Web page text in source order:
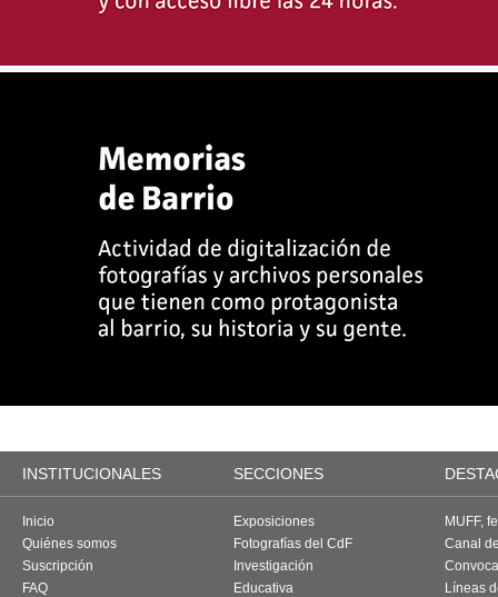
INSTITUCIONALES SECCIONES
Inicio
Quiénes somos
Suscripción
FAQ
Exposiciones
Fotografías del CdF
Investigación
Educativa
MUFF,
Canal
Líneas